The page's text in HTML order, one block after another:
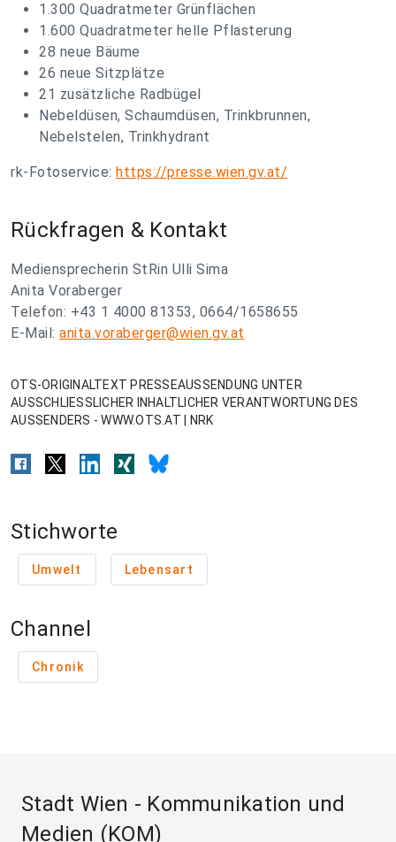
1.300 Quadratmeter Grünflächen
1.600 Quadratmeter helle Pflasterung
28 neue Bäume
26 neue Sitzplätze
21 zusätzliche Radbügel
Nebeldüsen, Schaumdüsen, Trinkbrunnen,
Nebelstelen, Trinkhydrant
rk-Fotoservice: https://presse.wien.gv.at/
Rückfragen & Kontakt
Mediensprecherin StRin Ulli Sima
Anita Voraberger
Telefon: +43 1 4000 81353, 0664/1658655
E-Mail: anita.voraberger@wien.gv.at
OTS-ORIGINALTEXT PRESSEAUSSENDUNG UNTER
AUSSCHLIESSLICHER INHALTLICHER VERANTWORTUNG DES
AUSSENDERS - WWW.OTS.AT | NRK
Stichworte
Umwelt Lebensart
Channel
Chronik
Stadt Wien - Kommunikation und
Medien (KOM)